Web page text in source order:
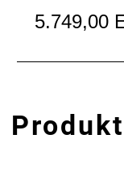
5.749,00